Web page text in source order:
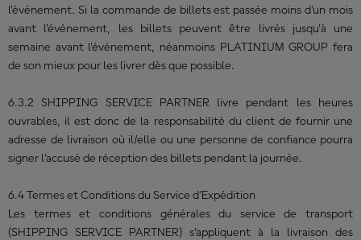
l'événement. Si la commande de billets est passée moins d’un mois
avant l'événement, les billets peuvent être livrés jusqu'à une
semaine avant l'événement, néanmoins PLATINIUM GROUP fera
de son mieux pour les livrer dès que possible.
6.3.2 SHIPPING SERVICE PARTNER livre pendant les heures
ouvrables, il est donc de la responsabilité du client de fournir une
adresse de livraison où il/elle ou une personne de confiance pourra
signer l’accusé de réception des billets pendant la journée.
6.4 Termes et Conditions du Service d’Expédition
Les termes et conditions générales du service de transport
(SHIPPING SERVICE PARTNER) s’appliquent à la livraison des